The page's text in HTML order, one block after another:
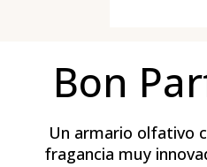
Bon
Un armario olfativo
fragancia muy